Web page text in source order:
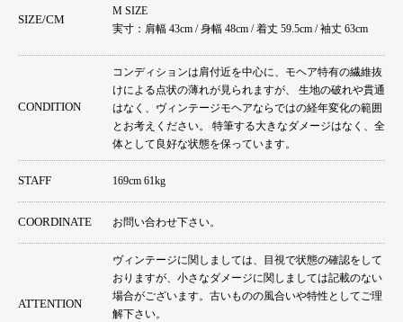
SIZE/CM
M SIZE
実寸：肩幅 43cm / 身幅 48cm / 着丈 59.5cm / 袖丈 63cm
CONDITION
コンディションは肩付近を中心に、モヘア特有の繊維抜
けによる点状の薄れが見られますが、 生地の破れや貫通
はなく、ヴィンテージモヘアならではの経年変化の範囲
とお考えください。 特筆する大きなダメージはなく、全
体として良好な状態を保っています。
STAFF 169cm 61kg
COORDINATE お問い合わせ下さい。
ATTENTION
ヴィンテージに関しましては、目視で状態の確認をして
おりますが、小さなダメージに関しましては記載のない
場合がございます。古いものの風合いや特性としてご理
解下さい。